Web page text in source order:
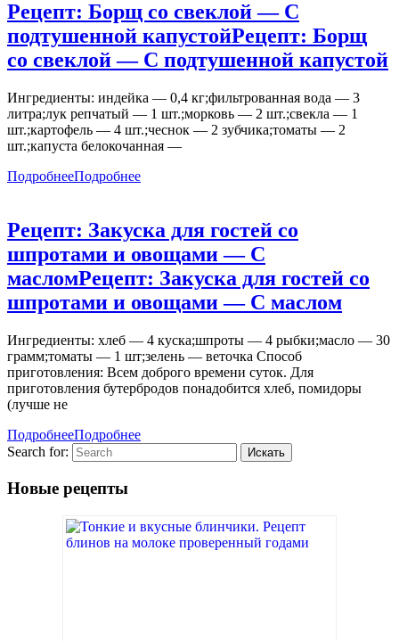
Рецепт: Борщ со свеклой — С
подтушенной капустойРецепт: Борщ
со свеклой — С подтушенной капустой
Ингредиенты: индейка — 0,4 кг;фильтрованная вода — 3
литра;лук репчатый — 1 шт.;морковь — 2 шт.;свекла — 1
шт.;картофель — 4 шт.;чеснок — 2 зубчика;томаты — 2
шт.;капуста белокочанная —
ПодробнееПодробнее
Рецепт: Закуска для гостей со
шпротами и овощами — С
масломРецепт: Закуска для гостей со
шпротами и овощами — С маслом
Ингредиенты: хлеб — 4 куска;шпроты — 4 рыбки;масло — 30
грамм;томаты — 1 шт;зелень — веточка Способ
приготовления: Всем доброго времени суток. Для
приготовления бутербродов понадобится хлеб, помидоры
(лучше не
ПодробнееПодробнее
Search for:
Новые рецепты